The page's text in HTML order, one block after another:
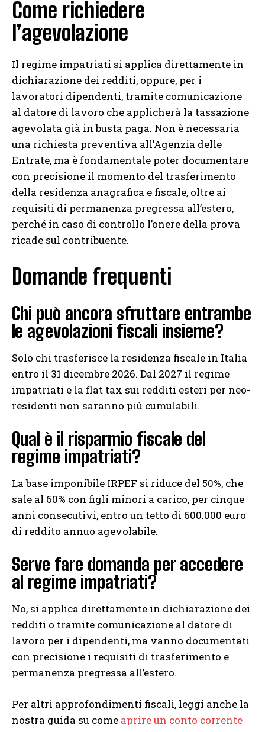
Come richiedere
l’agevolazione
Il regime impatriati si applica direttamente in
dichiarazione dei redditi, oppure, per i
lavoratori dipendenti, tramite comunicazione
al datore di lavoro che applicherà la tassazione
agevolata già in busta paga. Non è necessaria
una richiesta preventiva all’Agenzia delle
Entrate, ma è fondamentale poter documentare
con precisione il momento del trasferimento
della residenza anagrafica e fiscale, oltre ai
requisiti di permanenza pregressa all’estero,
perché in caso di controllo l’onere della prova
ricade sul contribuente.
Domande frequenti
Chi può ancora sfruttare entrambe
le agevolazioni fiscali insieme?
Solo chi trasferisce la residenza fiscale in Italia
entro il 31 dicembre 2026. Dal 2027 il regime
impatriati e la flat tax sui redditi esteri per neo-
residenti non saranno più cumulabili.
Qual è il risparmio fiscale del
regime impatriati?
La base imponibile IRPEF si riduce del 50%, che
sale al 60% con figli minori a carico, per cinque
anni consecutivi, entro un tetto di 600.000 euro
di reddito annuo agevolabile.
Serve fare domanda per accedere
al regime impatriati?
No, si applica direttamente in dichiarazione dei
redditi o tramite comunicazione al datore di
lavoro per i dipendenti, ma vanno documentati
con precisione i requisiti di trasferimento e
permanenza pregressa all’estero.
Per altri approfondimenti fiscali, leggi anche la
nostra guida su come aprire un conto corrente